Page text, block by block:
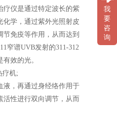
仪是通过特定波长的紫
化学，通过紫外光照射皮
免疫等作用，从而达到
窄谱UVB发射的311-312
效的光。
机;
，再通过身经络作用于
活性进行双向调节，从而
我
要
咨
询